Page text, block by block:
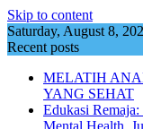
Skip to content
Saturday, August 8,
Recent posts
MELATIH
YANG SEHAT
Edukasi
Mental Health,